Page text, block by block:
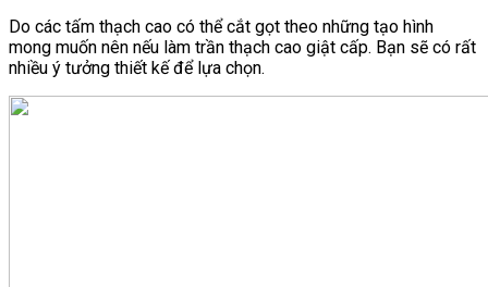
Do các tấm thạch cao có thể cắt gọt theo những tạo hình
mong muốn nên nếu làm trần thạch cao giật cấp. Bạn sẽ có rất
nhiều ý tưởng thiết kế để lựa chọn.